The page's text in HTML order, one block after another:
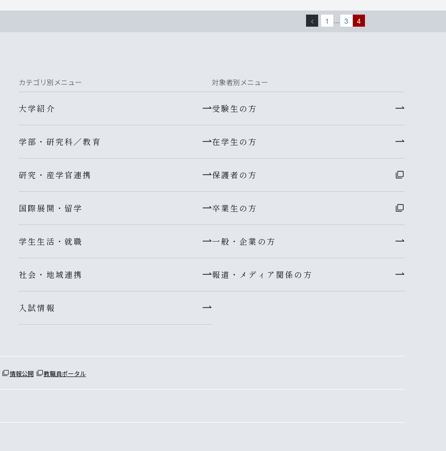
< 1 … 3 4
カテゴリ別メニュー
大学紹介
学部・研究科／教育
研究・産学官連携
国際展開・留学
学生生活・就職
社会・地域連携
入試情報
対象者別メニュー
受験生の方
在学生の方
保護者の方
卒業生の方
一般・企業の方
報道・メディア関係の方
情報公開 教職員ポータル